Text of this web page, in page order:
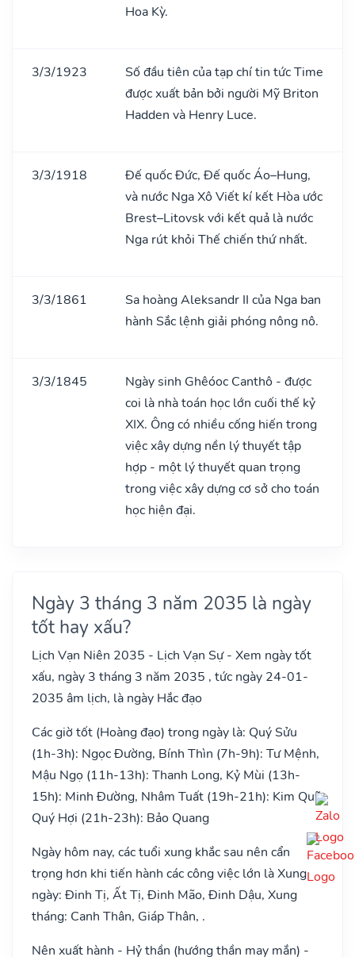
Hoa Kỳ.
3/3/1923
Số đầu tiên của tạp chí tin tức Time
được xuất bản bởi người Mỹ Briton
Hadden và Henry Luce.
3/3/1918
Đế quốc Đức, Đế quốc Áo–Hung,
và nước Nga Xô Viết kí kết Hòa ước
Brest–Litovsk với kết quả là nước
Nga rút khỏi Thế chiến thứ nhất.
3/3/1861
Sa hoàng Aleksandr II của Nga ban
hành Sắc lệnh giải phóng nông nô.
3/3/1845
Ngày sinh Ghêóoc Canthô - được
coi là nhà toán học lớn cuối thế kỷ
XIX. Ông có nhiều cống hiến trong
việc xây dựng nền lý thuyết tập
hợp - một lý thuyết quan trọng
trong việc xây dựng cơ sở cho toán
học hiện đại.
Ngày 3 tháng 3 năm 2035 là ngày
tốt hay xấu?
Lịch Vạn Niên 2035 - Lịch Vạn Sự - Xem ngày tốt
xấu, ngày 3 tháng 3 năm 2035 , tức ngày 24-01-
2035 âm lịch, là ngày Hắc đạo
Các giờ tốt (Hoàng đạo) trong ngày là: Quý Sửu
(1h-3h): Ngọc Đường, Bính Thìn (7h-9h): Tư Mệnh,
Mậu Ngọ (11h-13h): Thanh Long, Kỷ Mùi (13h-
15h): Minh Đường, Nhâm Tuất (19h-21h): Kim Quỹ,
Quý Hợi (21h-23h): Bảo Quang
Ngày hôm nay, các tuổi xung khắc sau nên cẩn
trọng hơn khi tiến hành các công việc lớn là Xung
ngày: Đinh Tị, Ất Tị, Đinh Mão, Đinh Dậu, Xung
tháng: Canh Thân, Giáp Thân, .
Nên xuất hành - Hỷ thần (hướng thần may mắn) -